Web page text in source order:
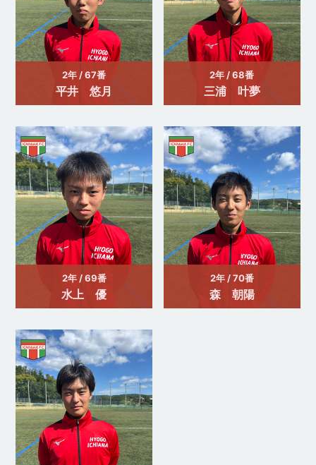
2年 / 67番
平井 悠月
2年 / 68番
三浦 叶夢
2年 / 69番
水上 優
2年 / 70番
森 朝陽